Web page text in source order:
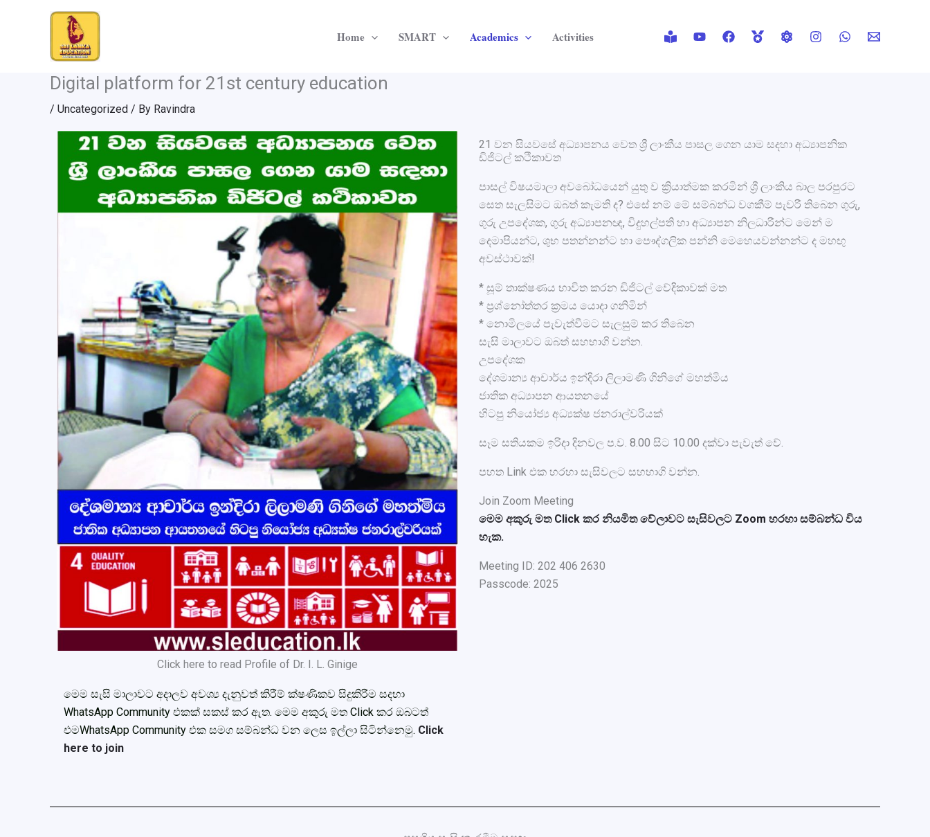
Home SMART Academics Activities
Digital platform for 21st century education
/ Uncategorized / By Ravindra
Click here to read Profile of Dr. I. L. Ginige
මෙම සැසි මාලාවට අදාලව අවශ්‍ය දැනුවත් කිරීම් ක්ෂණිකව සිදුකිරීම සදහා
WhatsApp Community එකක් සකස් කර ඇත. මෙම අකුරු මත Click කර ඔබටත්
එමWhatsApp Community එක සමග සම්බන්ධ වන ලෙස ඉල්ලා සිටින්නෙමු. Click
here to join
21 වන සියවසේ අධ්‍යාපනය වෙත ශ්‍රී ලාංකීය පාසල ගෙන යාම සදහා අධ්‍යාපනික
ඩිජිටල් කථිකාවත
පාසල් විෂයමාලා අවබෝධයෙන් යුතු ව ක්‍රියාත්මක කරමින් ශ්‍රී ලාංකිය බාල පරපුරට
සෙත සැලසිමට ඔබත් කැමති ද? එසේ නම් මේ සම්බන්ධ වගකීම් පැවරී තිබෙන ගුරු,
ගුරු උපදේශක, ගුරු අධ්‍යාපනඥ, විදුහල්පති හා අධ්‍යාපන නිලධාරීන්ට මෙන් ම
දෙමාපියන්ට, ශුභ පතන්නන්ට හා පෞද්ගලික පන්නි මෙහෙයවන්නන්ට ද මහඟු
අවස්ථාවක්!
* සූම් තාක්ෂණය භාවිත කරන ඩිජිටල් වේදිකාවක් මත
* ප්‍රශ්නෝත්තර ක්‍රමය යොදා ගනිමින්
* නොමිලයේ පැවැත්වීමට සැලසුම් කර තිබෙන
සැසි මාලාවට ඔබත් සහභාගි වන්න.
උපදේශක
දේශමාන්‍ය ආචාර්ය ඉන්දිරා ලිලාමණි ගිනිගේ මහත්මිය
ජාතික අධ්‍යාපන ආයතනයේ
හිටපු නියෝජ්‍ය අධ්‍යක්ෂ ජනරාල්වරියක්
සෑම සතියකම ඉරිදා දිනවල ප.ව. 8.00 සිට 10.00 දක්වා පැවැත් වේ.
පහත Link එක හරහා සැසිවලට සහභාගි වන්න.
Join Zoom Meeting
මෙම අකුරු මත Click කර නියමිත වේලාවට සැසිවලට Zoom හරහා සම්බන්ධ විය
හැක.
Meeting ID: 202 406 2630
Passcode: 2025